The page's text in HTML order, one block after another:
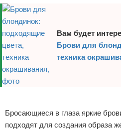
Вам будет
Брови для
техника
Бросающиеся в глаза яркие
подходят для создания образа